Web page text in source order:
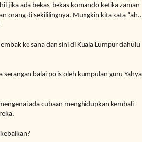
jika ada bekas-bekas komando ketika zaman
orang di sekililingnya. Mungkin kita kata “ah..
ke sana dan sini di Kuala Lumpur dahulu
balai polis oleh kumpulan guru Yahya
ada cubaan menghidupkan kembali